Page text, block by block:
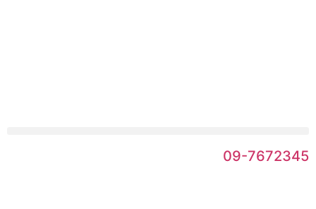
09-7672345